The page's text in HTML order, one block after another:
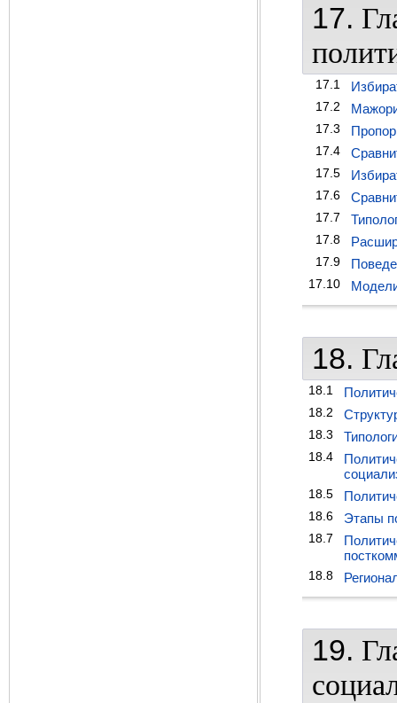
17.
17.1
17.2
17.3
17.4
17.5
17.6
17.7
17.8
17.9
17.10
18.
18.1
18.2
18.3
18.4
18.5
18.6 Этапы
18.7
18.8
19.